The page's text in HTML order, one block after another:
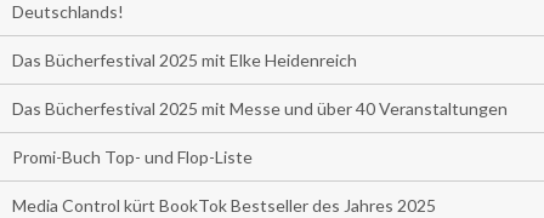
Deutschlands!
Das Bücherfestival 2025 mit Elke Heidenreich
Das Bücherfestival 2025 mit Messe und über 40 Veranstaltungen
Promi-Buch Top- und Flop-Liste
Media Control kürt BookTok Bestseller des Jahres 2025